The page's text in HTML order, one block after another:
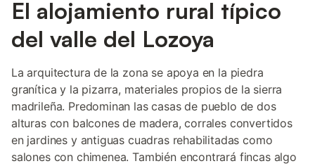
El alojamiento rural típico
del valle del Lozoya
La arquitectura de la zona se apoya en la piedra
granítica y la pizarra, materiales propios de la sierra
madrileña. Predominan las casas de pueblo de dos
alturas con balcones de madera, corrales convertidos
en jardines y antiguas cuadras rehabilitadas como
salones con chimenea. También encontrará fincas algo